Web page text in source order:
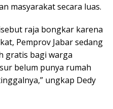
masyarakat secara luas.
raja bongkar karena
Pemprov Jabar sedang
gratis bagi warga
belum punya rumah
ungkap Dedy